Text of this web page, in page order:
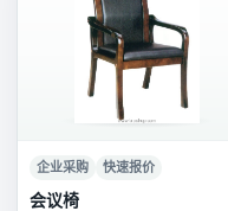
企业采购 快速报价
会议椅